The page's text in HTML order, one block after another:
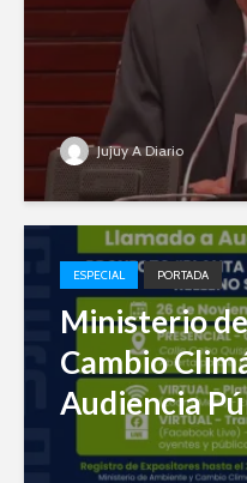
Jujuy A Diario
ESPECIAL PORTADA
Ministerio
Cambio
Audiencia